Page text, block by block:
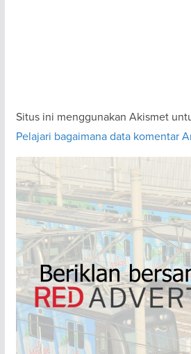
Situs ini menggunakan Akismet
Pelajari bagaimana data komentar